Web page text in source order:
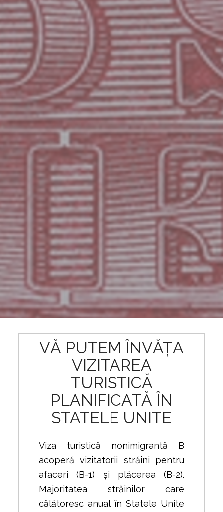
VĂ PUTEM ÎNVĂȚA
VIZITAREA
TURISTICĂ
PLANIFICATĂ ÎN
STATELE UNITE
Viza turistică nonimigrantă B
acoperă vizitatorii străini pentru
afaceri (B-1) și plăcerea (B-2).
Majoritatea străinilor care
călătoresc anual în Statele Unite